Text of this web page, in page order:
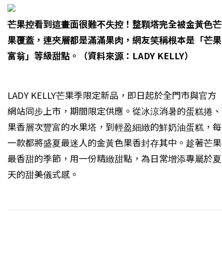
芒果控看到這畫面很難不失控！整顆塔完全被金黃色芒
果覆蓋，連夾層都是滿滿果肉，網友笑稱根本是「芒果
富翁」等級甜點。（資料來源：LADY KELLY）
LADY KELLY芒果季限定新品，即日起於全門市與官方
網站同步上市，期間限定供應。從冰涼消暑的蛋糕捲、
果香層次豐富的水果塔，到輕盈細緻的鮮奶油蛋糕，每
一款都將盛夏最迷人的金黃色果香封存其中。趁著芒果
最香甜的季節，用一份精緻甜點，為日常增添專屬於夏
天的甜美儀式感。